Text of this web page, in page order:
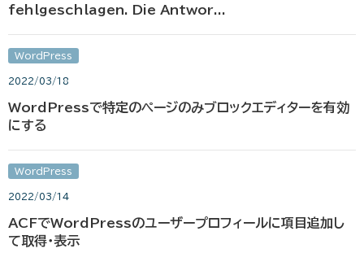
fehlgeschlagen. Die Antwor...
WordPress
2022/03/18
WordPressで特定のページのみブロックエディターを有効
にする
WordPress
2022/03/14
ACFでWordPressのユーザープロフィールに項目追加し
て取得・表示